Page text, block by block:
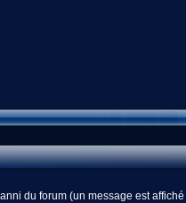
du forum (un message est